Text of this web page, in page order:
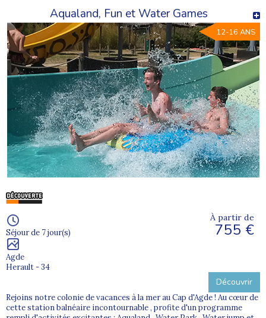
Aqualand, Fun et Water Games
12-16 ANS
Séjour de 7 jour(s)
Agde
Herault - 34
À partir de
755 €
Découvrir
Rejoins notre colonie de vacances à la mer au Cap d'Agde ! Au cœur de
cette station balnéaire incontournable , profite d'un programme